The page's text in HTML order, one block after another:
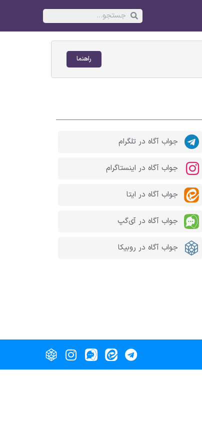
راهنما
جواب آگاه در تلگرام
جواب آگاه در اینستاگرام
جواب آگاه در ایتا
جواب آگاه در آی‌گپ
جواب آگاه در روبیکا